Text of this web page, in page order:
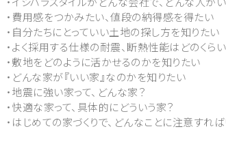
・費用感をつかみたい、値段の納得感を得たい
・自分たちにとっていい土地の探し方を知りたい
・よく採用する仕様の耐震、断熱性能はどのくらい
・敷地をどのように活かせるのかを知りたい
・どんな家が『いい家』なのかを知りたい
・地震に強い家って、どんな家？
・快適な家って、具体的にどういう家？
・はじめての家づくりで、どんなことに注意すれ